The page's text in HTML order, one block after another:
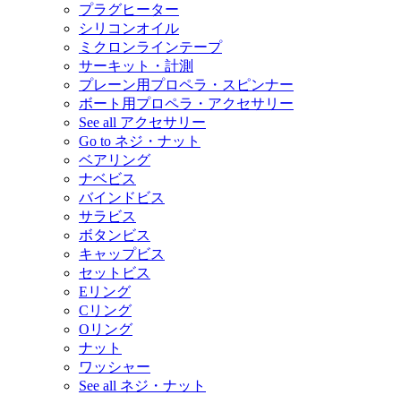
プラグヒーター
シリコンオイル
ミクロンラインテープ
サーキット・計測
プレーン用プロペラ・スピンナー
ボート用プロペラ・アクセサリー
See all アクセサリー
Go to ネジ・ナット
ベアリング
ナベビス
バインドビス
サラビス
ボタンビス
キャップビス
セットビス
Eリング
Cリング
Oリング
ナット
ワッシャー
See all ネジ・ナット